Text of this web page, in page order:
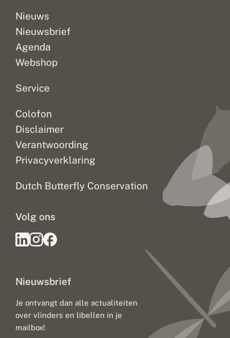
Nieuws
Nieuwsbrief
Agenda
Webshop
Service
Colofon
Disclaimer
Verantwoording
Privacyverklaring
Dutch Butterfly Conservation
Nieuwsbrief
Je ontvangt dan alle actualiteiten
over vlinders en libellen in je
mailbox!
Volg ons